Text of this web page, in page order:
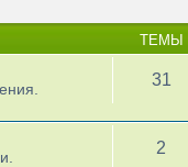
ТЕМЫ
31
2